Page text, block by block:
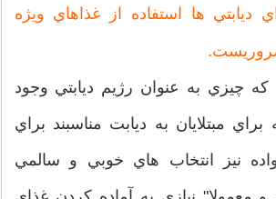
ديابتي ها استفاده از غذاهاي ويژه
ضروريست.
چيزي به عنوان رژيم ديابتي وجود
براي مبتلايان به ديابت مناسبند براي
نيز انتخاب هاي خوبي و سالمي